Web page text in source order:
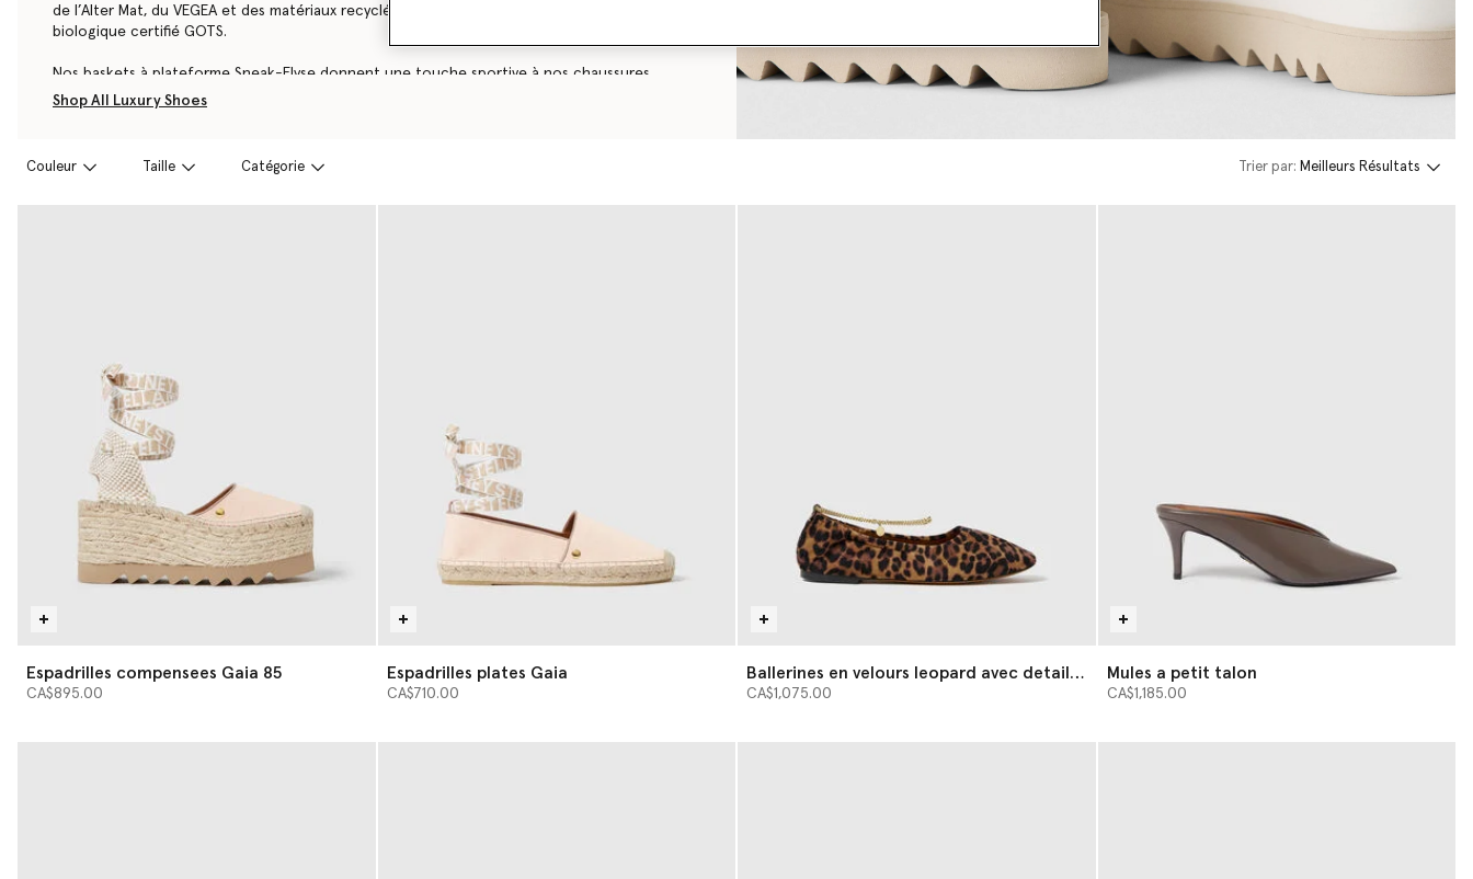
de l’Alter Mat, du VEGEA et des matériaux recyclés, parachevés par un laçage en coton
biologique certifié GOTS.
Nos baskets à plateforme Sneak-Elyse donnent une touche sportive à nos chaussures
compensées Elyse, avec des talons compensés fabriqués à partir de matériaux vegan comme
des talons galbés immédiatement reconnaissables. Les modèles de baskets S-Wave et S-
Wave Sport sont quant à eux des modèles confortables parfaits pour les tenues
Shop All Luxury Shoes
Couleur Taille Catégorie Trier par: Meilleurs Résultats
Espadrilles compensees Gaia 85
CA$895.00
Espadrilles plates Gaia
CA$710.00
Ballerines en velours leopard avec detail
chaine
CA$1,075.00
Mules a petit talon
CA$1,185.00